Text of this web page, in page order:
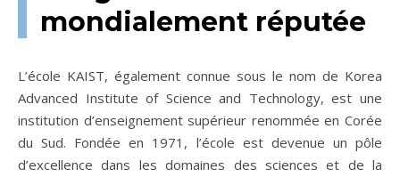
mondialement réputée
L’école KAIST, également connue sous le nom de Korea
Advanced Institute of Science and Technology, est une
institution d’enseignement supérieur renommée en Corée
du Sud. Fondée en 1971, l’école est devenue un pôle
d’excellence dans les domaines des sciences et de la